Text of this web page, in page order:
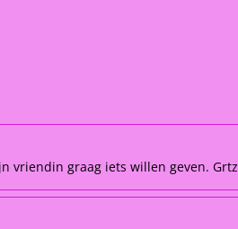
vriendin graag iets willen geven. Grtz